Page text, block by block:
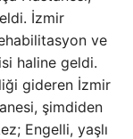
İzmir
ve
haline geldi.
gideren İzmir
şimdiden
Engelli, yaşlı